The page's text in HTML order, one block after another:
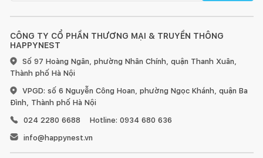
CÔNG TY CỔ PHẦN THƯƠNG MẠI & TRUYỀN THÔNG
HAPPYNEST
Số 97 Hoàng Ngân, phường Nhân Chính, quận Thanh Xuân,
Thành phố Hà Nội
VPGD: số 6 Nguyễn Công Hoan, phường Ngọc Khánh, quận Ba
Đình, Thành phố Hà Nội
024 2280 6688
Hotline: 0934 680 636
info@happynest.vn